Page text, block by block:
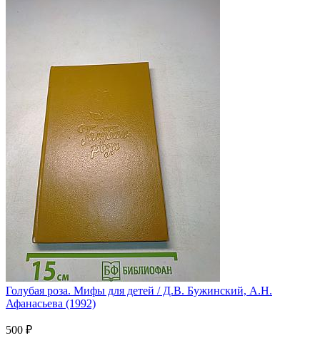
Голубая роза. Мифы для детей / Д.В. Бужинский, А.Н.
Афанасьева (1992)
500 ₽